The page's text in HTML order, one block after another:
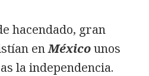
hacendado, gran
enMéxicounos
la independencia.